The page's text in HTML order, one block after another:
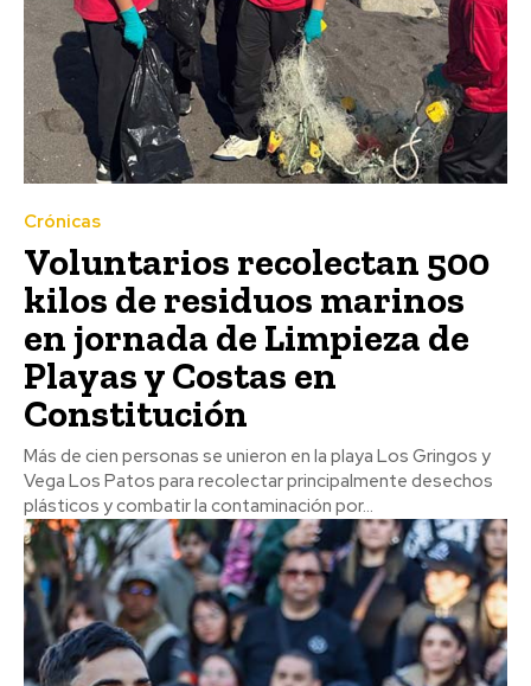
Crónicas
Voluntarios recolectan 500
kilos de residuos marinos
en jornada de Limpieza de
Playas y Costas en
Constitución
Más de cien personas se unieron en la playa Los Gringos y
Vega Los Patos para recolectar principalmente desechos
plásticos y combatir la contaminación por...